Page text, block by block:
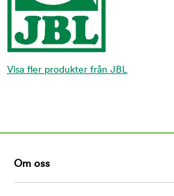
Visa fler produkter från JBL
Om oss